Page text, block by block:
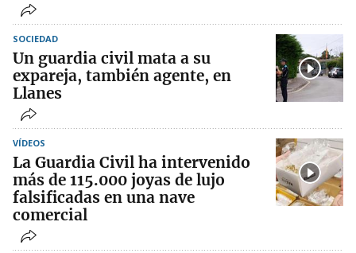
SOCIEDAD
Un guardia civil mata a su
expareja, también agente, en
Llanes
VÍDEOS
La Guardia Civil ha intervenido
más de 115.000 joyas de lujo
falsificadas en una nave
comercial